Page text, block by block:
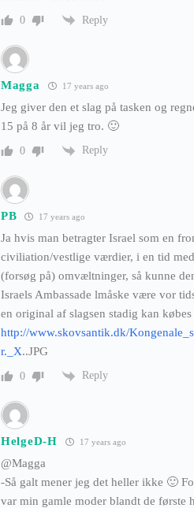
0 Reply
Magga 17 years ago
Jeg giver den et slag på tasken og
15 på 8 år vil jeg tro. 🙂
0 Reply
PB 17 years ago
Ja hvis man betragter Israel som en
civiliation/vestlige værdier, i en tid
(forsøg på) omvæltninger, så kunne
Israels Ambassade lmåske være vor
en original af slagsen stadig kan
http://www.skovsantik.dk/
r._X..JPG
0 Reply
HelgeD-H 17 years ago
@Magga
-Så galt mener jeg det heller ikke 🙂
var min gamle moder blandt de første